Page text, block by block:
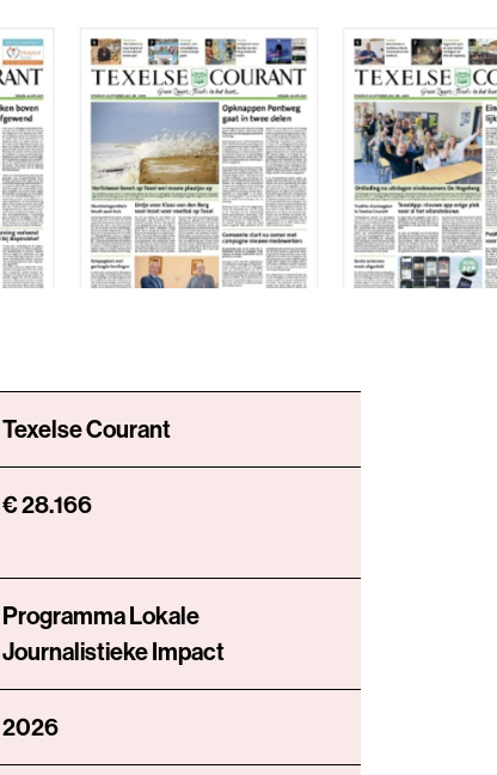
Texelse Courant
€ 28.166
Programma Lokale
Journalistieke Impact
2026